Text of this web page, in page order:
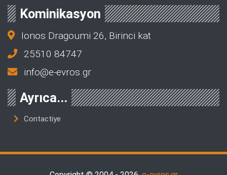
Kominikasyon
Ionos Dragoumi 26, Birinci kat
25510 84747
info@e-evros.gr
Ayrıca...
Contactiye